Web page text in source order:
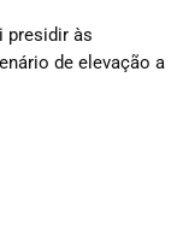
presidir às
de elevação a